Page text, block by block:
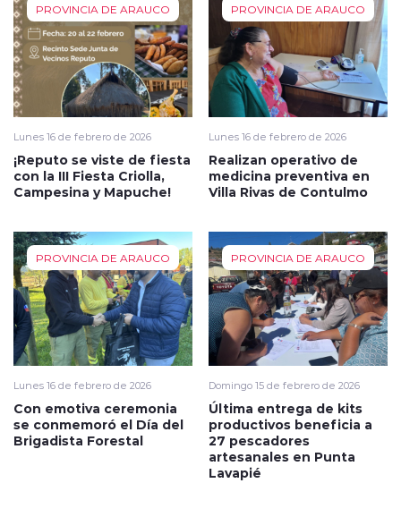
PROVINCIA DE ARAUCO
Lunes 16 de febrero de 2026
¡Reputo se viste de fiesta
con la III Fiesta Criolla,
Campesina y Mapuche!
PROVINCIA DE ARAUCO
Lunes 16 de febrero de 2026
Realizan operativo de
medicina preventiva en
Villa Rivas de Contulmo
PROVINCIA DE ARAUCO
Lunes 16 de febrero de 2026
Con emotiva ceremonia
se conmemoró el Día del
Brigadista Forestal
PROVINCIA DE ARAUCO
Domingo 15 de febrero de 2026
Última entrega de kits
productivos beneficia a
27 pescadores
artesanales en Punta
Lavapié